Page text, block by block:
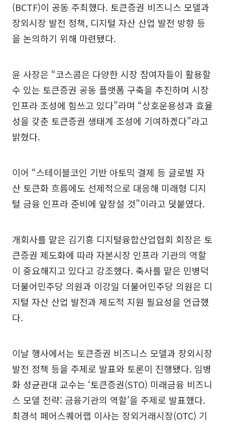
(BCTF)이 공동 주최했다. 토큰증권 비즈니스 모델과
장외시장 발전 정책, 디지털 자산 산업 발전 방향 등
을 논의하기 위해 마련됐다.
윤 사장은 “코스콤은 다양한 시장 참여자들이 활용할
수 있는 토큰증권 공동 플랫폼 구축을 추진하며 시장
인프라 조성에 힘쓰고 있다”라며 “상호운용성과 효율
성을 갖춘 토큰증권 생태계 조성에 기여하겠다”라고
밝혔다.
이어 “스테이블코인 기반 아토믹 결제 등 글로벌 자
산 토큰화 흐름에도 선제적으로 대응해 미래형 디지
털 금융 인프라 준비에 앞장설 것”이라고 덧붙였다.
개회사를 맡은 김기흥 디지털융합산업협회 회장은 토
큰증권 제도화에 따라 자본시장 인프라 기관의 역할
이 중요해지고 있다고 강조했다. 축사를 맡은 민병덕
더불어민주당 의원과 이강일 더불어민주당 의원은 디
지털 자산 산업 발전과 제도적 지원 필요성을 언급했
다.
이날 행사에서는 토큰증권 비즈니스 모델과 장외시장
발전 정책 등을 주제로 발표와 토론이 진행됐다. 임병
화 성균관대 교수는 ‘토큰증권(STO) 미래금융 비즈니
스 모델 전략: 금융기관의 역할’을 주제로 발표했다.
최경석 페어스퀘어랩 이사는 장외거래시장(OTC) 기